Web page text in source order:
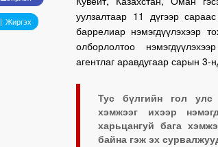
Жиргэх
уулзалтаар 11 дүгээр
баррелиар нэмэгдүүлэхээр
олборлолтоо
агентлаг аравдугаар сарын 3-
Тус бүлгийн гол
хэмжээг ихээр
харьцангуй бага
байна гэж эх